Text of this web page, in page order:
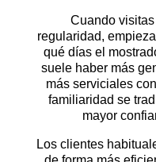
Cuando
regularidad,
qué días el
suele haber más
más serviciales
familiaridad se
mayor
Los clientes